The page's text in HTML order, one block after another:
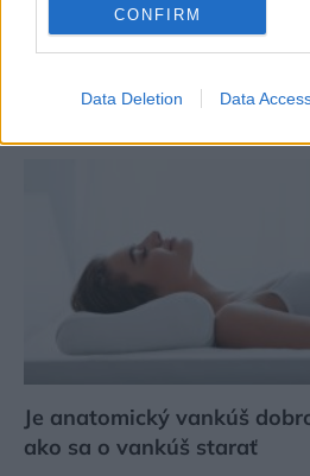
CONFIRM
Data Deletion Data
4 domáce triky, ako
bez vývrtky. Stačí pár
Je anatomický vankúš
ako sa o vankúš starať